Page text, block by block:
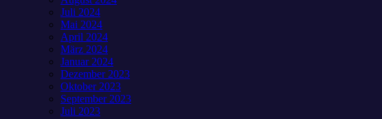
Juli 2024
Mai 2024
April 2024
März 2024
Januar 2024
Dezember 2023
Oktober 2023
September 2023
Juli 2023